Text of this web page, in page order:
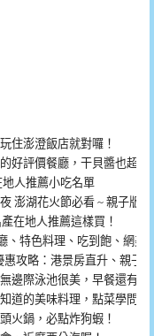
住澎澄飯店就對囉！
好評價餐廳，干貝醬也超好
人推薦小吃名單
澎湖花火節必看 ~ 親子版
在地人推薦這樣買！
、特色料理、吃到飽、網美
攻略：港景房直升、親子
邊際泳池很美，早餐還有現
道的美味料理，點菜學問大
火鍋，必點炸狗蝦！